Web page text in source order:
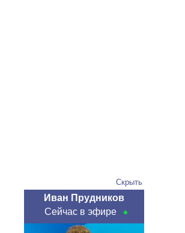
Скрыть
Иван Прудников
Сейчас в эфире